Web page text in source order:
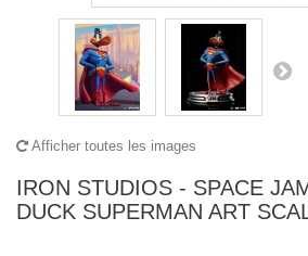
Afficher toutes les images
IRON STUDIOS - SPACE
DUCK SUPERMAN ART